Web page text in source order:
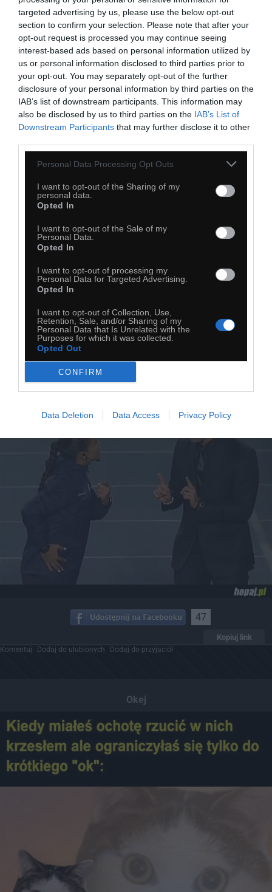
targeted advertising by us, please use the below opt-out
section to confirm your selection. Please note that after your
opt-out request is processed you may continue seeing
interest-based ads based on personal information utilized by
us or personal information disclosed to third parties prior to
your opt-out. You may separately opt-out of the further
disclosure of your personal information by third parties on the
IAB’s list of downstream participants. This information may
also be disclosed by us to third parties on the IAB’s List of
Downstream Participants that may further disclose it to other
Personal Data Processing Opt Outs
I want to opt-out of the Sharing of my
personal data.
Opted In
I want to opt-out of the Sale of my
Personal Data.
Opted In
I want to opt-out of processing my
Personal Data for Targeted Advertising.
Opted In
I want to opt-out of Collection, Use,
Retention, Sale, and/or Sharing of my
Personal Data that Is Unrelated with the
Purposes for which it was collected.
Opted Out
CONFIRM
Data Deletion Data Access Privacy Policy
35
Kopiuj link
Komentuj Dodaj do ulubionych Dodaj do przyjaciół
Blondyna
47
Kopiuj link
Komentuj Dodaj do ulubionych Dodaj do przyjaciół
Okej